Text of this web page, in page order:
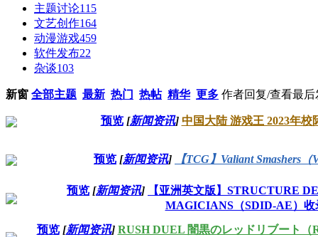
主题讨论115
文艺创作164
动漫游戏459
软件发布22
杂谈103
新窗 全部主题 最新 热门 热帖 精华 更多 作者回复/查看最后
预览 [新闻资讯] 中国大陆 游戏王 2023年校
预览 [新闻资讯] 【TCG】Valiant Smashers
预览 [新闻资讯]
【亚洲英文版】STRUCTURE
MAGICIANS（SDID-AE）收
预览 [新闻资讯] RUSH DUEL 闇黒のレッドリブート（